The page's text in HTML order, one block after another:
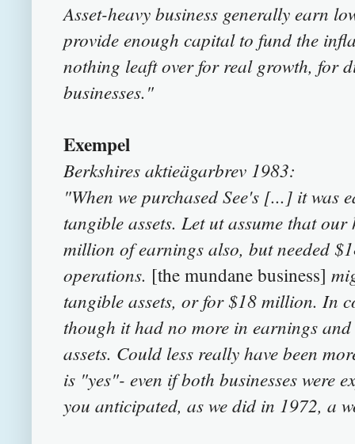
Asset-heavy business generally earn
provide enough capital to fund the
nothing leaft over for real growth, for
businesses."
Exempel
Berkshires aktieägarbrev 1983:
"When we purchased See's [...] it
tangible assets. Let ut assume that
million of earnings also, but needed
operations. [the mundane business]
tangible assets, or for $18 million. In
though it had no more in earnings
assets. Could less really have been
is "yes"- even if both businesses were
you anticipated, as we did in 1972, a